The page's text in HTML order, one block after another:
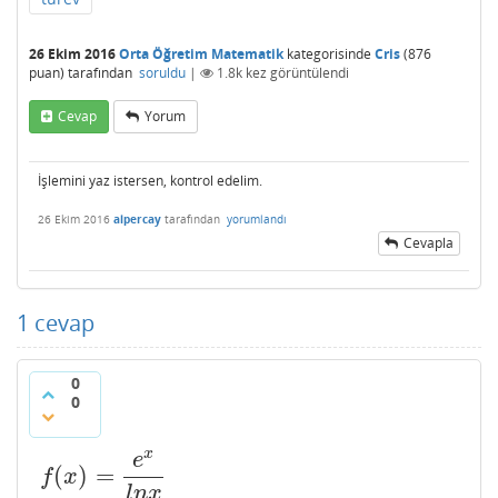
26 Ekim 2016Orta Öğretim Matematikkategorisinde Cris(876
puan) tarafından soruldu | 1.8k kez görüntülendi
Cevap Yorum
İşlemini yaz istersen, kontrol edelim.
26 Ekim 2016 alpercay tarafından yorumlandı
Cevapla
1 cevap
0
0
f(x) =
ex
f(x)=e xln x